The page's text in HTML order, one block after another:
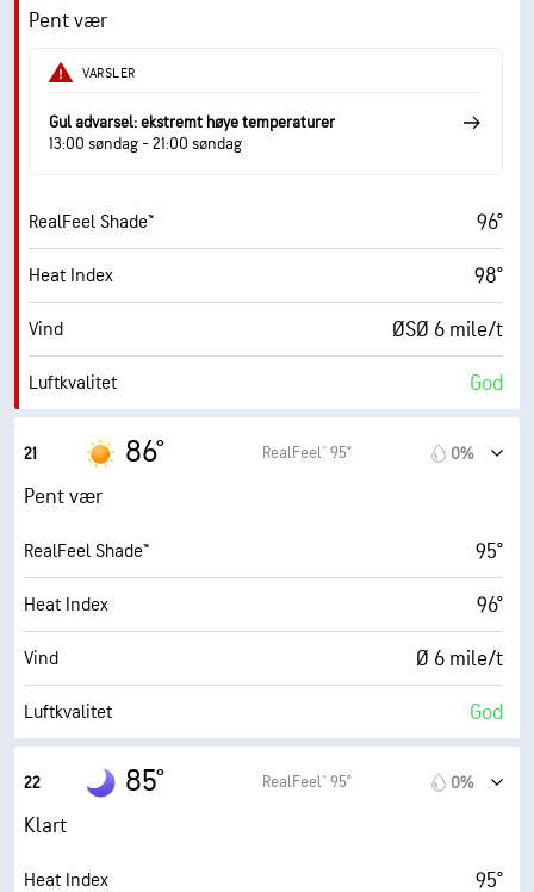
Vindkast
Fuktighet
Duggpunkt 75° F
Skydekke 12%
Sikt 10 mi
Skydekke 30000 fot
Pent vær
VARSLER
Gul advarsel: ekstremt høye temperaturer
13:00 søndag - 21:00 søndag
RealFeel Shade™ 96°
Heat Index 98°
Vind ØSØ 6 mile/t
Luftkvalitet God
Maks. UV-indeks
Vindkast
Fuktighet 64%
Duggpunkt 75° F
AccuLumen Brightness Index™ 0 (Mørkt)
Skydekke 9%
21 86° RealFeel® 95° 0%
Pent vær
RealFeel Shade™ 95°
Heat Index 96°
Vind Ø 6 mile/t
Luftkvalitet God
Maks. UV-indeks
Vindkast
Fuktighet 71%
22 85° RealFeel® 95° 0%
Klart
Heat Index 95°